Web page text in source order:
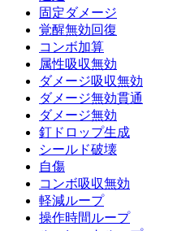
固定ダメージ
覚醒無効回復
コンボ加算
属性吸収無効
ダメージ吸収無効
ダメージ無効貫通
ダメージ無効
釘ドロップ生成
シールド破壊
自傷
コンボ吸収無効
軽減ループ
操作時間ループ